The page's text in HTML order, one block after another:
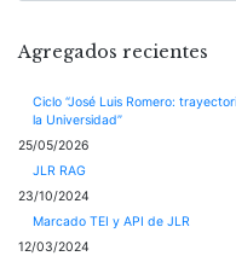
Agregados recientes
Ciclo “José Luis Romero:
la Universidad”
25/05/2026
JLR RAG
23/10/2024
Marcado TEI y API de JLR
12/03/2024